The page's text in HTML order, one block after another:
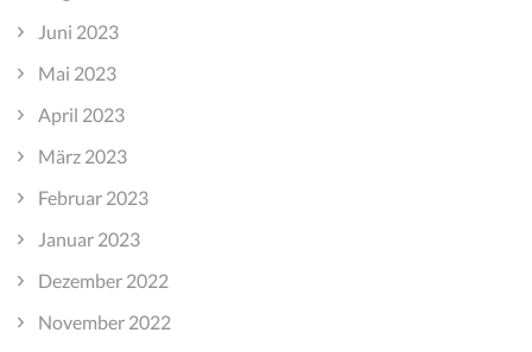
Juni 2023
Mai 2023
April 2023
März 2023
Februar 2023
Januar 2023
Dezember 2022
November 2022